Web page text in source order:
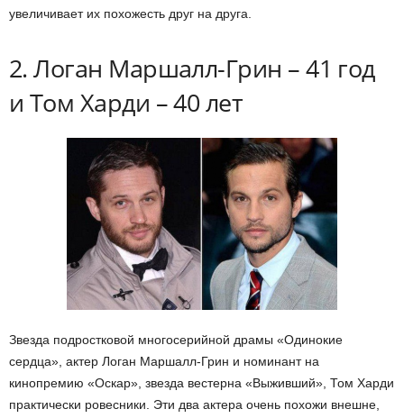
увеличивает их похожесть друг на друга.
2. Логан Маршалл-Грин – 41 год
и Том Харди – 40 лет
Звезда подростковой многосерийной драмы «Одинокие
сердца», актер Логан Маршалл-Грин и номинант на
кинопремию «Оскар», звезда вестерна «Выживший», Том Харди
практически ровесники. Эти два актера очень похожи внешне,